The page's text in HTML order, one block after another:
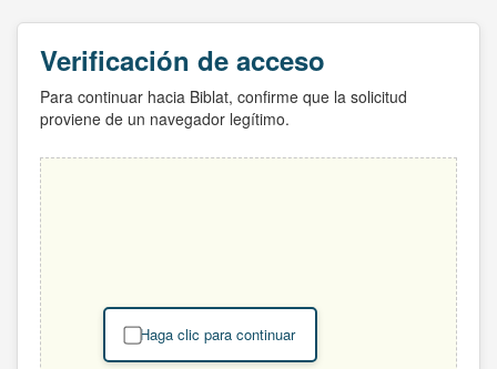
Verificación de acceso
Para continuar hacia Biblat, confirme que la solicitud
proviene de un navegador legítimo.
Haga clic para continuar